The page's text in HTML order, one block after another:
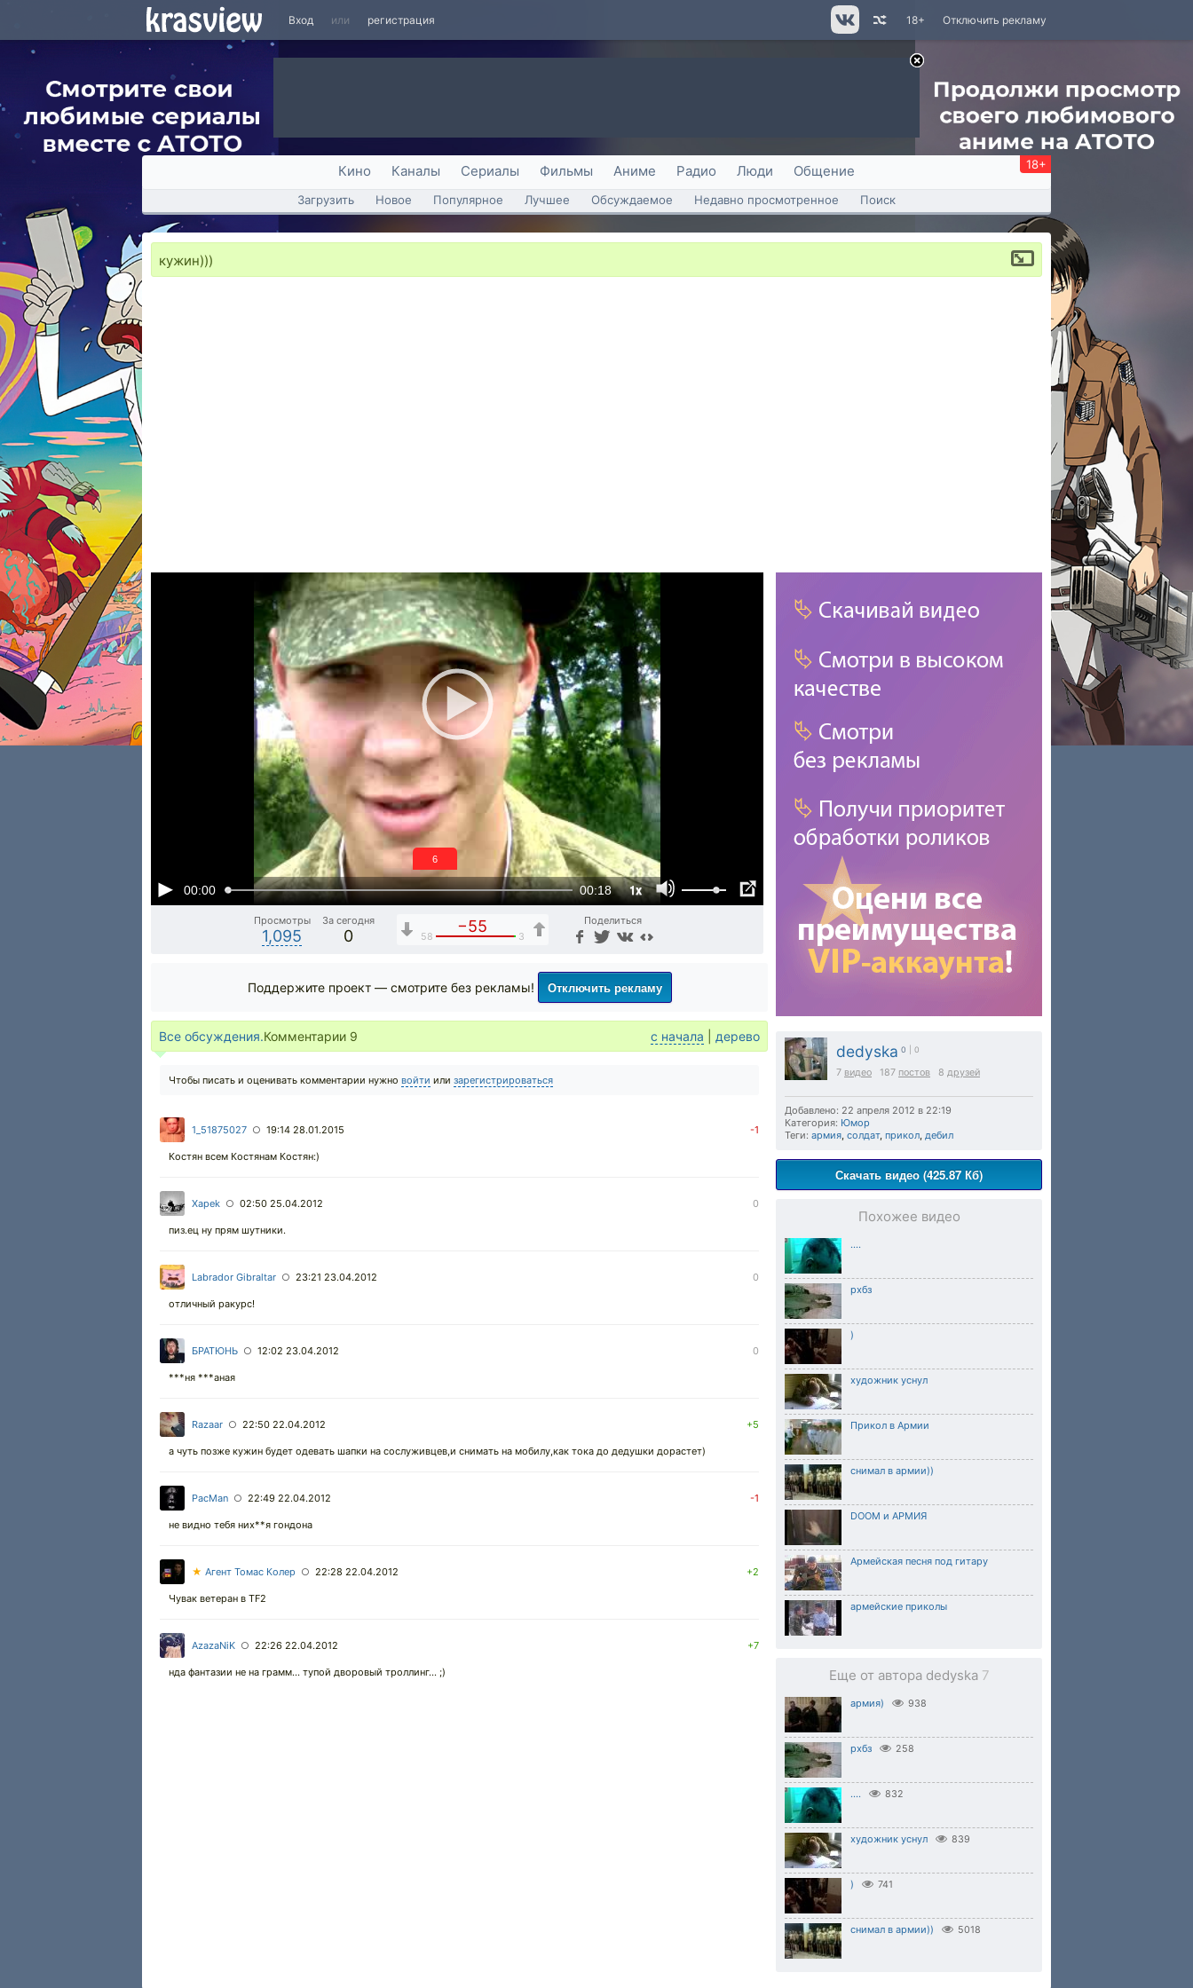
Вход или регистрация Отключить рекламу
18+
Кино Каналы Сериалы Фильмы Аниме Радио Люди Общение 18+
Загрузить Новое Популярное Лучшее Обсуждаемое Недавно просмотренное Поиск
кужин)))
00:00 00:18 1x
6
Просмотры
1,095
За сегодня
0
−55
58 3
Поделиться
dedyska 0 | 0
7 видео 187 постов 8 друзей
Добавлено: 22 апреля 2012 в 22:19
Категория: Юмор
Теги: армия, солдат, прикол, дебил
Скачать видео (425.87 Кб)
Похожее видео
....
рхбз
)
художник уснул
Прикол в Армии
снимал в армии))
DOOM и АРМИЯ
Армейская песня под гитару
армейские приколы
Еще от автора dedyska 7
армия) 938
рхбз 258
.... 832
художник уснул 839
) 741
снимал в армии)) 5018
Поддержите проект — смотрите без рекламы! Отключить рекламу
Все обсуждения.Комментарии 9 с начала дерево
Чтобы писать и оценивать комментарии нужно войти или зарегистрироваться
1_51875027 ○ 19:14 28.01.2015 -1
Костян всем Костянам Костян:)
Xapek ○ 02:50 25.04.2012 0
пиз.ец ну прям шутники.
Labrador Gibraltar ○ 23:21 23.04.2012 0
отличный ракурс!
БРАТЮНЬ ○ 12:02 23.04.2012 0
***ня ***аная
Razaar ○ 22:50 22.04.2012 +5
а чуть позже кужин будет одевать шапки на сослуживцев,и снимать на мобилу,как тока до дедушки дорастет)
PacMan ○ 22:49 22.04.2012 -1
не видно тебя них**я гондона
★ Агент Томас Колер ○ 22:28 22.04.2012 +2
Чувак ветеран в TF2
AzazaNiK ○ 22:26 22.04.2012 +7
нда фантазии не на грамм... тупой дворовый троллинг... ;)